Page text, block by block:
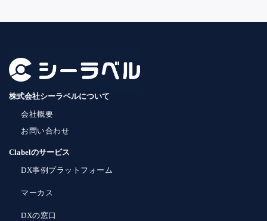
株式会社シーラベルについて
会社概要
お問い合わせ
Clabelのサービス
DX事例プラットフォーム
マーカス
DXの窓口